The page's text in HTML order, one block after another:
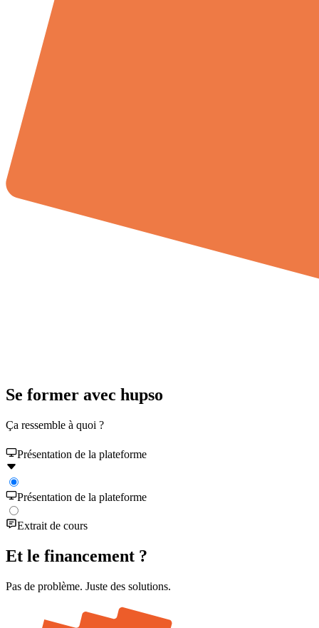
Se former avec hupso
Ça ressemble à quoi ?
Présentation de la plateforme
Présentation de la plateforme
Extrait de cours
Et le financement ?
Pas de problème. Juste des solutions.